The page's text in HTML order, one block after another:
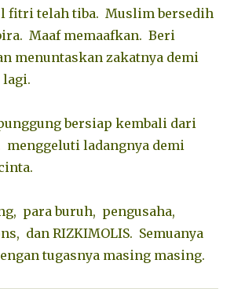
fitri telah tiba. Muslim bersedih
Maaf memaafkan. Beri
menuntaskan zakatnya demi
bersiap kembali dari
ladangnya demi
para buruh, pengusaha,
dan RIZKIMOLIS. Semuanya
tugasnya masing masing.